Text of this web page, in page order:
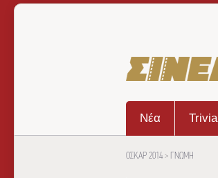
Νέα Trivia
ΟΣΚΑΡ 2014 > ΓΝΩΜΗ